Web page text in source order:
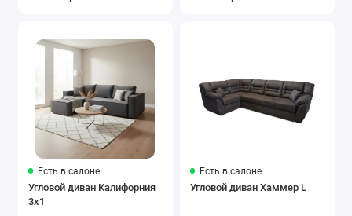
Есть в салоне
Угловой диван Калифорния
3х1
Есть в салоне
Угловой диван Хаммер L